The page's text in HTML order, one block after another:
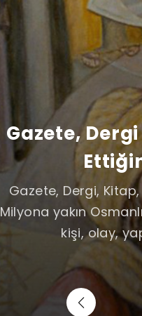
Gazete,
Gazete, Dergi,
Milyona yakın
kişi, olay,